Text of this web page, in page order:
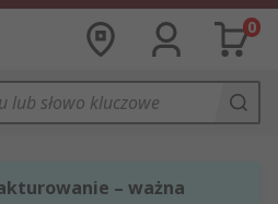
0
– ważna